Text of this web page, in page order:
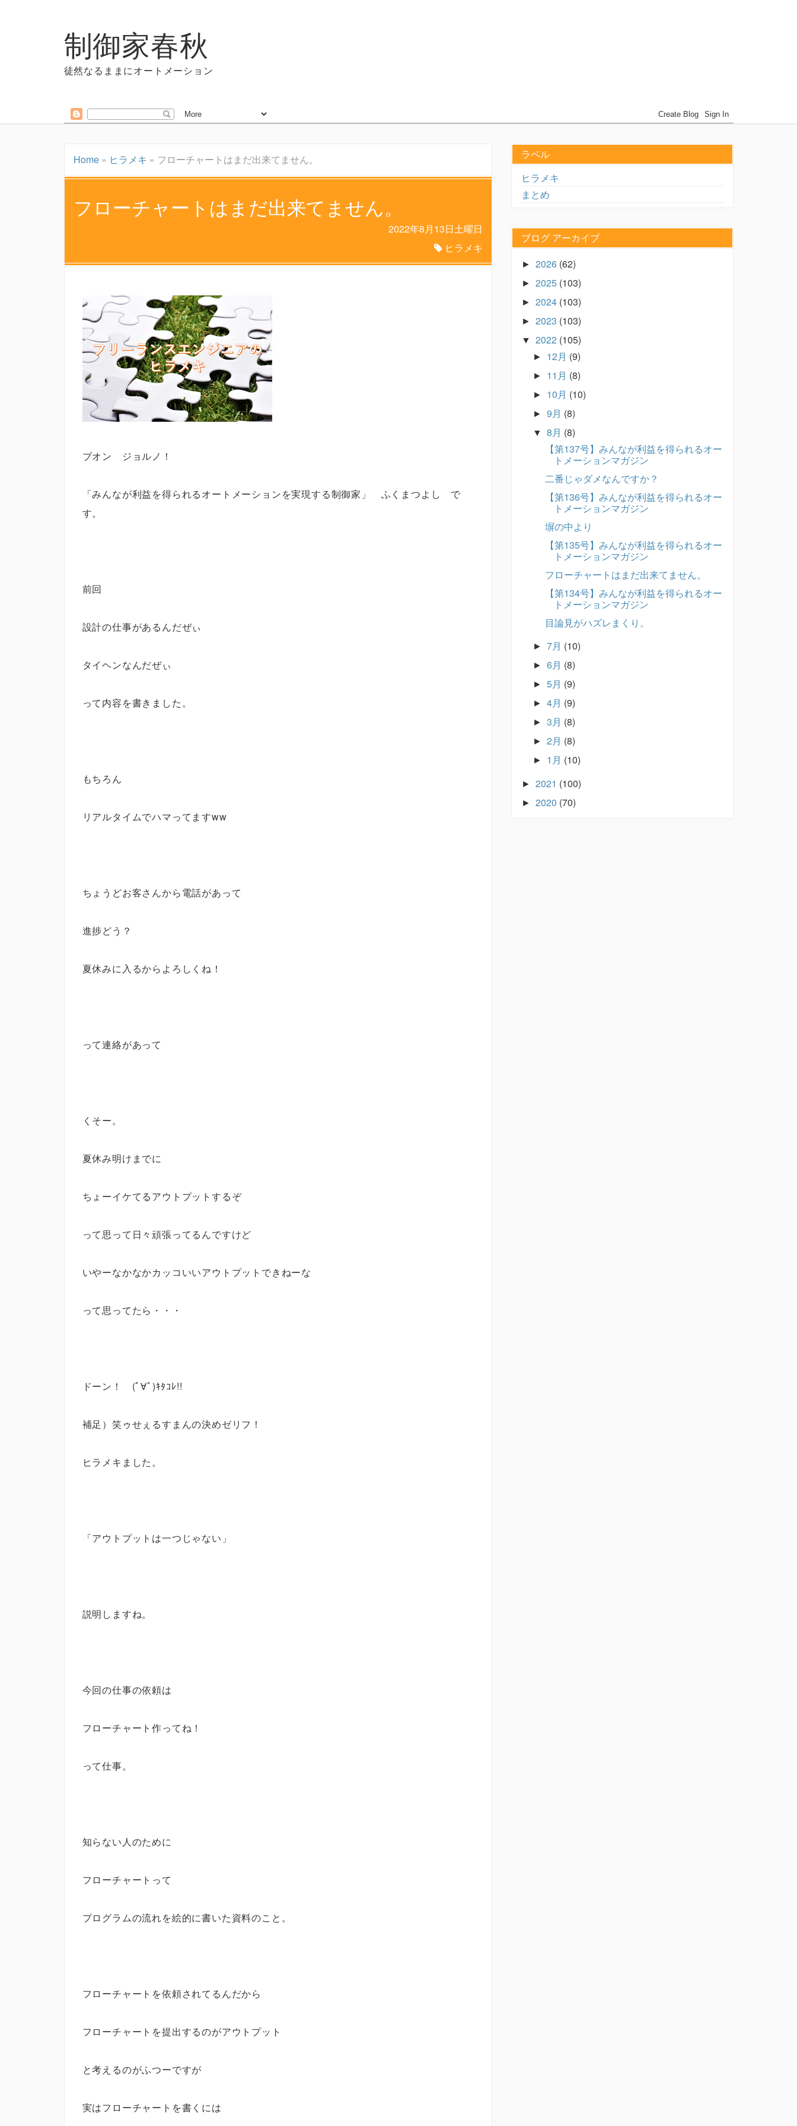
制御家春秋
徒然なるままにオートメーション
Home» ヒラメキ » フローチャートはまだ出来てません。
フローチャートはまだ出来てません。
2022年8月13日土曜日
ヒラメキ
ブオン ジョルノ！
「みんなが利益を得られるオートメーションを実現する制御家」 ふくまつよし で
す。
前回
設計の仕事があるんだぜぃ
タイヘンなんだぜぃ
って内容を書きました。
もちろん
リアルタイムでハマってますww
ちょうどお客さんから電話があって
進捗どう？
夏休みに入るからよろしくね！
って連絡があって
くそー。
夏休み明けまでに
ちょーイケてるアウトプットするぞ
って思って日々頑張ってるんですけど
いやーなかなかカッコいいアウトプットできねーな
って思ってたら・・・
ドーン！ (ﾟ∀ﾟ)ｷﾀｺﾚ!!
補足）笑ゥせぇるすまんの決めゼリフ！
ヒラメキました。
「アウトプットは一つじゃない」
説明しますね。
今回の仕事の依頼は
フローチャート作ってね！
って仕事。
知らない人のために
フローチャートって
プログラムの流れを絵的に書いた資料のこと。
フローチャートを依頼されてるんだから
フローチャートを提出するのがアウトプット
と考えるのがふつーですが
実はフローチャートを書くには
ラベル
ヒラメキ
まとめ
ブログ アーカイブ
► 2026 (62)
► 2025 (103)
► 2024 (103)
► 2023 (103)
▼ 2022 (105)
► 12月 (9)
► 11月 (8)
► 10月 (10)
► 9月 (8)
▼ 8月 (8)
【第137号】みんなが利益を得られるオー
トメーションマガジン
二番じゃダメなんですか？
【第136号】みんなが利益を得られるオー
トメーションマガジン
塀の中より
【第135号】みんなが利益を得られるオー
トメーションマガジン
フローチャートはまだ出来てません。
【第134号】みんなが利益を得られるオー
トメーションマガジン
目論見がハズレまくり。
► 7月 (10)
► 6月 (8)
► 5月 (9)
► 4月 (9)
► 3月 (8)
► 2月 (8)
► 1月 (10)
► 2021 (100)
► 2020 (70)